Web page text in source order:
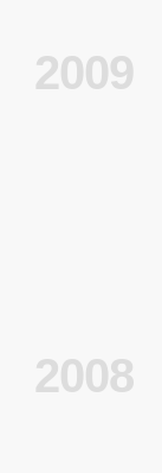
2009
2008